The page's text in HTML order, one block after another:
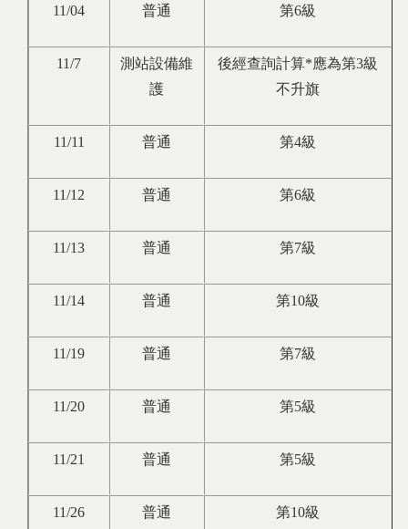
11/04 普通 第6級
11/7
測站設備維
護
後經查詢計算*應為第3級
不升旗
11/11 普通 第4級
11/12 普通 第6級
11/13 普通 第7級
11/14 普通 第10級
11/19 普通 第7級
11/20 普通 第5級
11/21 普通 第5級
11/26 普通 第10級